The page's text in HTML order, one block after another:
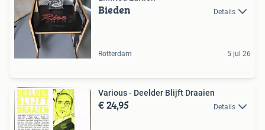
Bieden Details
Rotterdam 5 jul 26
Various - Deelder Blijft Draaien
€ 24,95 Details